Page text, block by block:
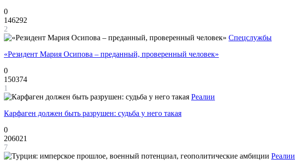
0
146292
2
Спецслужбы
«Резидент Мария Осипова – преданный, проверенный человек»
0
150374
1
Реалии
Карфаген должен быть разрушен: судьба у него такая
0
206021
7
Реалии